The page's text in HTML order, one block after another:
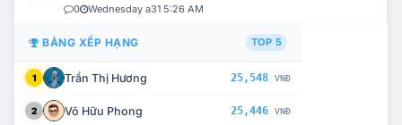
0 Wednesday a31 5:26 AM
BẢNG XẾP HẠNG TOP 5
1 Trần Thị Hương 25,548 VNĐ
2 Võ Hữu Phong 25,446 VNĐ